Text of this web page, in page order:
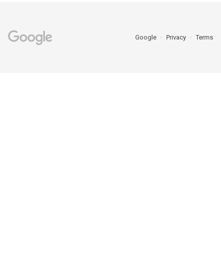
Google Privacy Terms